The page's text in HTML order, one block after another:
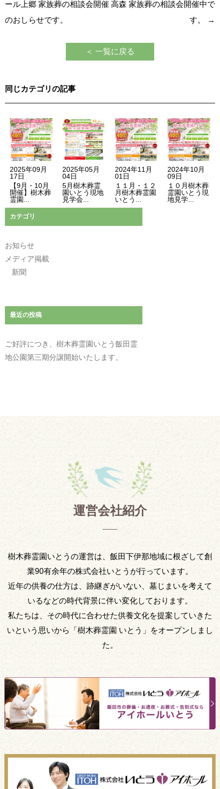
稿
ナ
ール上郷 家族葬の相談会開催
のおしらせです。
高森 家族葬の相談会開催中で
す。
→
＜ 一覧に戻る
同じカテゴリの記事
2025年09月
17日
【9月・10月
開催】樹木葬
霊園...
2025年05月
04日
5月樹木葬霊
園いとう現地
見学会...
2024年11月
01日
１１月・１２
月樹木葬霊園
いとう...
2024年10月
09日
１０月樹木葬
霊園いとう現
地見学...
カテゴリ
お知らせ
メディア掲載
新聞
最近の投稿
ご好評につき、樹木葬霊園いとう飯田霊
地公園第三期分譲開始いたします。
運営会社紹介
樹木葬霊園いとうの運営は、飯田下伊那地域に根ざして創
業90有余年の株式会社いとうが行っています。
近年の供養の仕方は、跡継ぎがいない、墓じまいを考えて
いるなどの時代背景に伴い変化しております。
私たちは、その時代に合わせた供養文化を提案していきた
いという思いから「樹木葬霊園 いとう」をオープンしまし
た。